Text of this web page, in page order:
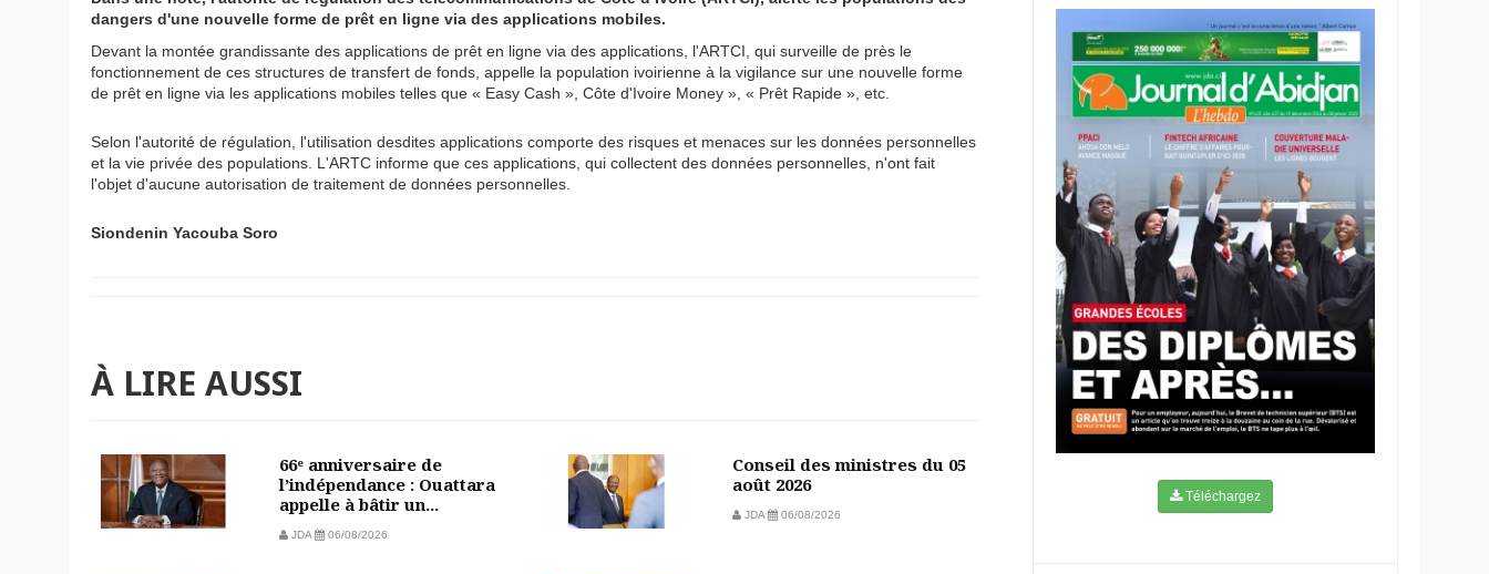
dangers d'une nouvelle forme de prêt en ligne via des applications mobiles.
Devant la montée grandissante des applications de prêt en ligne via des applications, l'ARTCI, qui surveille de près le
fonctionnement de ces structures de transfert de fonds, appelle la population ivoirienne à la vigilance sur une nouvelle forme
de prêt en ligne via les applications mobiles telles que « Easy Cash », Côte d'Ivoire Money », « Prêt Rapide », etc.
Selon l'autorité de régulation, l'utilisation desdites applications comporte des risques et menaces sur les données personnelles
et la vie privée des populations. L'ARTC informe que ces applications, qui collectent des données personnelles, n'ont fait
l'objet d'aucune autorisation de traitement de données personnelles.
Siondenin Yacouba Soro
À LIRE AUSSI
66ᵉ anniversaire de
l’indépendance : Ouattara
appelle à bâtir un...
JDA 06/08/2026
Conseil des ministres du 05
août 2026
JDA 06/08/2026
Téléchargez